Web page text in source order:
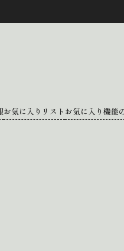
お気に入りリスト お気に入り機能